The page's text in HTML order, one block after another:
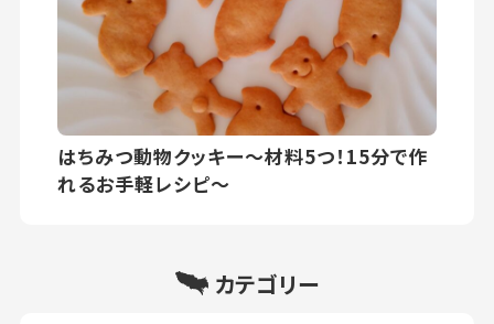
はちみつ動物クッキー〜材料5つ！15分で作
れるお手軽レシピ〜
カテゴリー